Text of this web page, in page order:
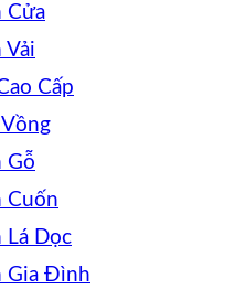
Cửa
Vải
Cấp
Vồng
Gỗ
Cuốn
Lá Dọc
Gia Đình